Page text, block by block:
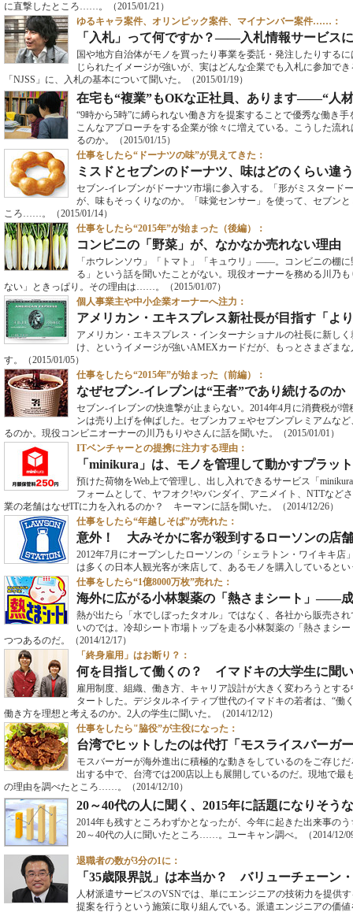
に直撃したところ……。
（2015/01/21）
ゆるキャラ案件、オリンピック案件、マイナンバー案件……：
「入札」って何ですか？――入札情報サービス
国や地方自治体がモノを買ったり事業を委託・発注したりする
じられたイメージが強いが、実はどんな企業でも入札に参加で
「NJSS」に、入札の基本について聞いた。
（2015/01/19）
在宅も“複業”もOKな正社員、あります――“人
“9時から5時”に縛られない働き方を提案することで優秀な働き
こんなアプローチをする企業が徐々に増えている。こうした流
るのか。
（2015/01/15）
仕事をしたら“ドーナツの味”が見えてきた：
ミスドとセブンのドーナツ、味はどのくらい
セブン-イレブンがドーナツ市場に参入する。「形がミスタード
が、味もそっくりなのか。「味覚センサー」を使って、セブン
ころ……。
（2015/01/14）
仕事をしたら“2015年”が始まった（後編）：
コンビニの「野菜」が、なかなか売れない理由
「ホウレンソウ」「トマト」「キュウリ」――。コンビニの棚
る」という話を聞いたことがない。現役オーナーを務める川乃
ない」ときっぱり。その理由は……。
（2015/01/07）
個人事業主や中小企業オーナーへ注力：
アメリカン・エキスプレス新社長が目指す「よ
アメリカン・エキスプレス・インターナショナルの社長に新し
け、というイメージが強いAMEXカードだが、もっとさまざま
す。
（2015/01/05）
仕事をしたら“2015年”が始まった（前編）：
なぜセブン-イレブンは“王者”であり続けるのか
セブン-イレブンの快進撃が止まらない。2014年4月に消費税が
ンは売り上げを伸ばした。セブンカフェやセブンプレミアムな
るのか。現役コンビニオーナーの川乃もりやさんに話を聞いた。
（2015/01/01）
ITベンチャーとの提携に注力する理由：
「minikura」は、モノを管理して動かすプラ
預けた荷物をWeb上で管理し、出し入れできるサービス「
フォームとして、ヤフオク!やバンダイ、アニメイト、NTTなど
業の老舗はなぜITに力を入れるのか？ キーマンに話を聞いた。
（2014/12/26）
仕事をしたら“年越しそば”が売れた：
意外！ 大みそかに客が殺到するローソンの店
2012年7月にオープンしたローソンの「シェラトン・ワイキキ店
は多くの日本人観光客が来店して、あるモノを購入していると
仕事をしたら“1億8000万枚”売れた：
海外に広がる小林製薬の「熱さまシート」――
熱が出たら「水でしぼったタオル」ではなく、各社から販売さ
いのでは。冷却シート市場トップを走る小林製薬の「熱さまシ
つつあるのだ。
（2014/12/17）
「終身雇用」はお断り？：
何を目指して働くの？ イマドキの大学生に聞
雇用制度、組織、働き方、キャリア設計が大きく変わろうとす
タートした。デジタルネイティブ世代のイマドキの若者は、“働
働き方を理想と考えるのか。2人の学生に聞いた。
（2014/12/12）
仕事をしたら"脇役”が主役になった：
台湾でヒットしたのは代打「モスライスバー
モスバーガーが海外進出に積極的な動きをしているのをご存じ
出する中で、台湾では200店以上も展開しているのだ。現地で最
の理由を調べたところ……。
（2014/12/10）
20～40代の人に聞く、2015年に話題になりそう
2014年も残すところわずかとなったが、今年に起きた出来事の
20～40代の人に聞いたところ……。ユーキャン調べ。
（2014/12/
退職者の数が3分の1に：
「35歳限界説」は本当か？ バリューチェーン
人材派遣サービスのVSNでは、単にエンジニアの技術力を提供
提案を行うという施策に取り組んでいる。派遣エンジニアの価